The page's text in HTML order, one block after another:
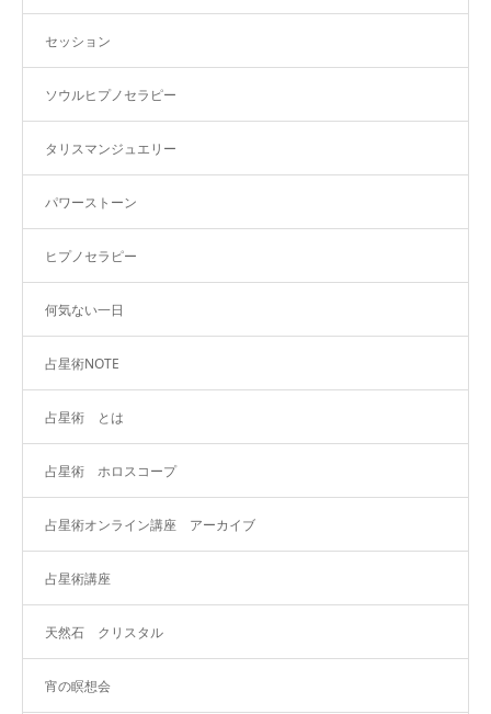
セッション
ソウルヒプノセラピー
タリスマンジュエリー
パワーストーン
ヒプノセラピー
何気ない一日
占星術NOTE
占星術 とは
占星術 ホロスコープ
占星術オンライン講座 アーカイブ
占星術講座
天然石 クリスタル
宵の瞑想会